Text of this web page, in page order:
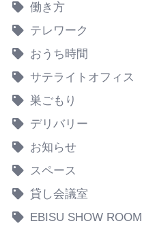
働き方
テレワーク
おうち時間
サテライトオフィス
巣ごもり
デリバリー
お知らせ
スペース
貸し会議室
EBISU SHOW ROOM